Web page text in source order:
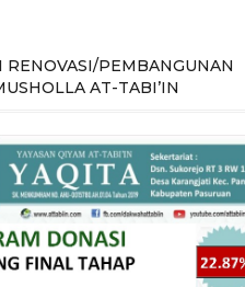
RENOVASI/PEMBANGUNAN
AT-TABI’IN